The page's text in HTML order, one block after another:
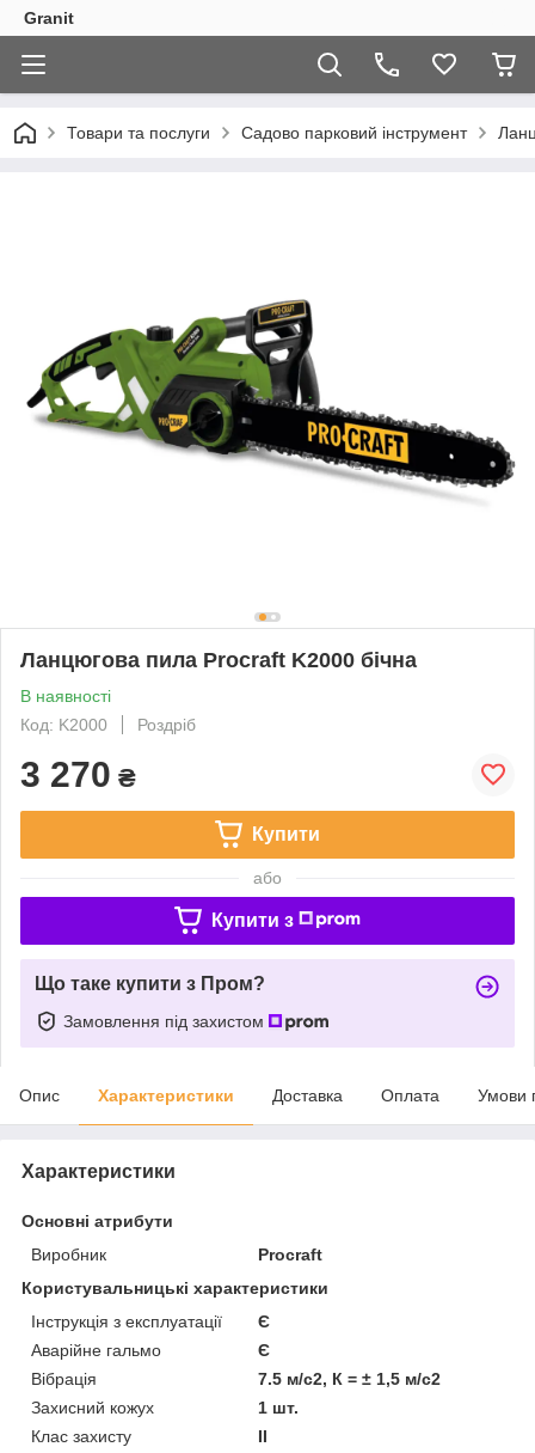
Granit
Товари та послуги Садово парковий інструмент
Ланцюгова пила Procraft K2000 бічна
В наявності
Код: K2000
Роздріб
3 270 ₴
Купити
або
Купити з
Що таке купити з Пром?
Замовлення під захистом
Опис Характеристики Доставка Оплата Умови
Характеристики
Основні атрибути
Виробник
Procraft
Користувальницькі характеристики
Інструкція з експлуатації
Є
Аварійне гальмо
Є
Вібрація
7.5 м/с2, К = ± 1,5 м/с2
Захисний кожух
1 шт.
Клас захисту
II